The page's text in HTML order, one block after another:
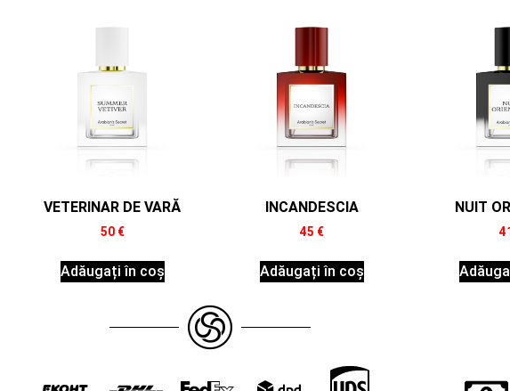
VETERINAR DE VARĂ
50 €
Adăugați în coș
INCANDESCIA
45 €
Adăugați în coș
NUIT